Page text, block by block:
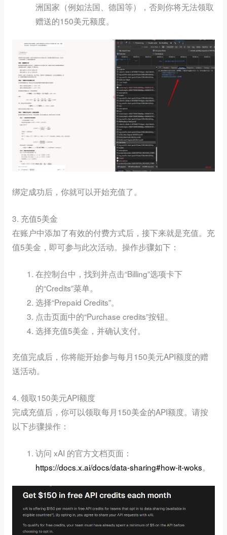
洲国家（例如法国、德国等），否则你将无法领取
赠送的150美元额度。
绑定成功后，你就可以开始充值了。
3. 充值5美金
在账户中添加了有效的付费方式后，接下来就是充值。充
值5美金，即可参与此次活动。操作步骤如下：
在控制台中，找到并点击“Billing”选项卡下
的“Credits”菜单。
选择“Prepaid Credits”。
点击页面中的“Purchase credits”按钮。
选择充值5美金，并确认支付。
充值完成后，你将能开始参与每月150美元API额度的赠
送活动。
4. 领取150美元API额度
完成充值后，你可以领取每月150美金的API额度。请按
以下步骤操作：
访问 xAI 的官方文档页面：
https://docs.x.ai/docs/data-sharing#how-it-woks。